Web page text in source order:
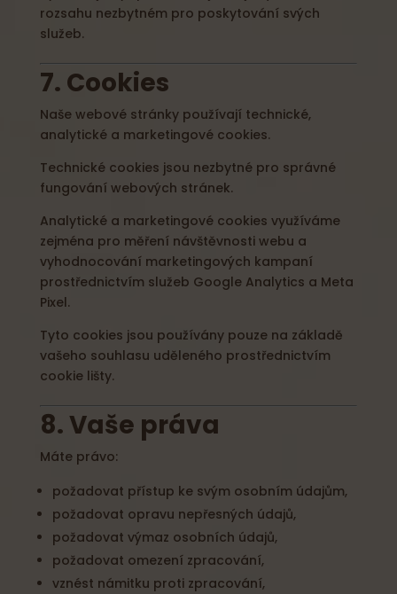
rozsahu nezbytném pro poskytování svých
služeb.
7. Cookies
Naše webové stránky používají technické,
analytické a marketingové cookies.
Technické cookies jsou nezbytné pro správné
fungování webových stránek.
Analytické a marketingové cookies využíváme
zejména pro měření návštěvnosti webu a
vyhodnocování marketingových kampaní
prostřednictvím služeb Google Analytics a Meta
Pixel.
Tyto cookies jsou používány pouze na základě
vašeho souhlasu uděleného prostřednictvím
cookie lišty.
8. Vaše práva
Máte právo:
požadovat přístup ke svým osobním údajům,
požadovat opravu nepřesných údajů,
požadovat výmaz osobních údajů,
požadovat omezení zpracování,
vznést námitku proti zpracování,